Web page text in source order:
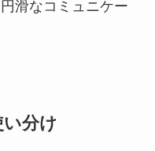
滑なコミュニケー
分け